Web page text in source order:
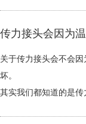
传力接头会因为
关于传力接头会不会
坏。
其实我们都知道的是